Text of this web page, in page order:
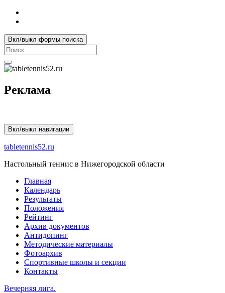
Вкл/выкл формы поиска
Search
for:
Реклама
Вкл/выкл навигации
tabletennis52.ru
Настольный теннис в Нижегородской области
Главная
Календарь
Результаты
Положения
Рейтинг
Архив документов
Антидопинг
Методические материалы
Фотоархив
Спортивные школы и секции
Контакты
Вечерняя лига.